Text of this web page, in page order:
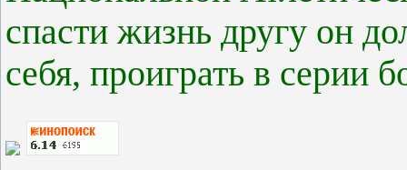
спасти жизнь другу он
себя, проиграть в серии